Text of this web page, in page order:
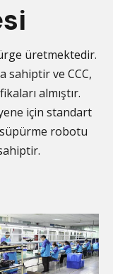
üretmektedir.
sahiptir ve CCC,
almıştır.
için standart
süpürme robotu